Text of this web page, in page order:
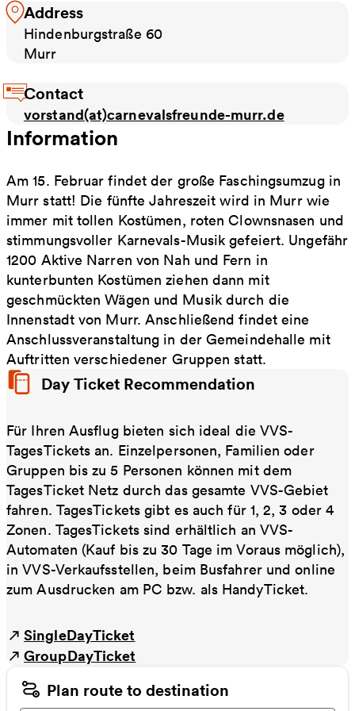
Address
Hindenburgstraße 60
Murr
Contact
vorstand(at)carnevalsfreunde-murr.de
Information
Am 15. Februar findet der große Faschingsumzug in
Murr statt! Die fünfte Jahreszeit wird in Murr wie
immer mit tollen Kostümen, roten Clownsnasen und
stimmungsvoller Karnevals-Musik gefeiert. Ungefähr
1200 Aktive Narren von Nah und Fern in
kunterbunten Kostümen ziehen dann mit
geschmückten Wägen und Musik durch die
Innenstadt von Murr. Anschließend findet eine
Anschlussveranstaltung in der Gemeindehalle mit
Auftritten verschiedener Gruppen statt.
Day Ticket Recommendation
Für Ihren Ausflug bieten sich ideal die VVS-
TagesTickets an. Einzelpersonen, Familien oder
Gruppen bis zu 5 Personen können mit dem
TagesTicket Netz durch das gesamte VVS-Gebiet
fahren. TagesTickets gibt es auch für 1, 2, 3 oder 4
Zonen. TagesTickets sind erhältlich an VVS-
Automaten (Kauf bis zu 30 Tage im Voraus möglich),
in VVS-Verkaufsstellen, beim Busfahrer und online
zum Ausdrucken am PC bzw. als HandyTicket.
SingleDayTicket
GroupDayTicket
Plan route to destination